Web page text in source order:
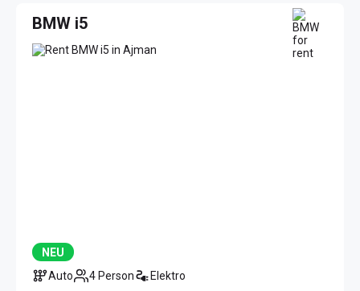
BMW i5
NEU
Auto
4 Person Elektro